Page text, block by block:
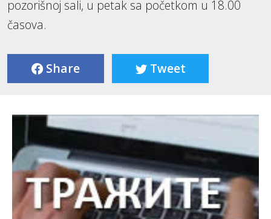
pozorišnoj sali, u petak sa početkom u 18.00
časova.
Share Tweet